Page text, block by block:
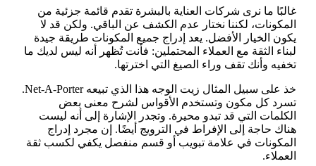
غالبًا ما نرى شركات العناية بالبشرة تقدم قائمة جزئية من
المكونات، لكننا نختار عدم الكشف عن الباقي. ولكن قد لا
يكون الخيار الأفضل. يعد إدراج جميع المكونات طريقة جيدة
لبناء الثقة مع العملاء المحتملين: فأنت تُظهر أنه ليس لديك ما
تخفيه وأنك تقف وراء الصيغ التي اخترتها.
خذ على سبيل المثال زيت الوجه هذا الذي تبيعه Net-A-Porter.
تسرد كل مكون وتستخدم الأقواس لشرح معنى بعض
الكلمات التي قد تبدو محيرة. وتجدر الإشارة إلى أنه ليست
هناك حاجة إلى الإفراط في الترويج أيضًا. إن مجرد إدراج
المكونات في علامة تبويب أو قسم منفصل يكفي لكسب ثقة
العملاء.